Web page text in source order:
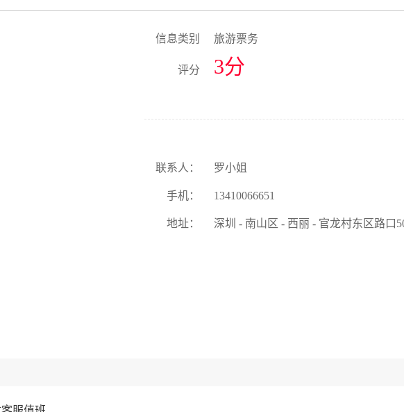
信息类别 旅游票务
评分 3分
联系人： 罗小姐
手机： 13410066651
地址： 深圳 - 南山区 - 西丽 - 官龙村东区路口